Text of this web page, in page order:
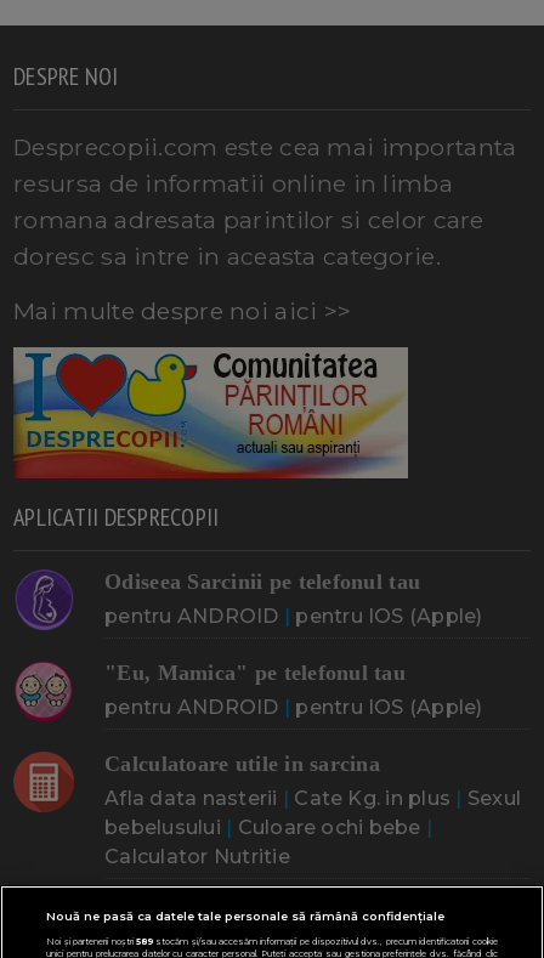
DESPRE NOI
Desprecopii.com este cea mai importanta
resursa de informatii online in limba
romana adresata parintilor si celor care
doresc sa intre in aceasta categorie.
Mai multe despre noi aici >>
APLICATII DESPRECOPII
Odiseea Sarcinii pe telefonul tau
pentru ANDROID | pentru IOS (Apple)
"Eu, Mamica" pe telefonul tau
pentru ANDROID | pentru IOS (Apple)
Calculatoare utile in sarcina
Afla data nasterii | Cate Kg. in plus | Sexul
bebelusului | Culoare ochi bebe |
Calculator Nutritie
CINE ESTI? CE CAUTI?
Nouă ne pasă ca datele tale personale să rămână confidențiale
Noi și partenerii noștri589stocăm și/sau accesăm informații pe dispozitivul dvs., precum identificatorii cookie
unici pentru prelucrarea datelor cu caracter personal. Puteți accepta sau gestiona preferințele dvs. făcând clic